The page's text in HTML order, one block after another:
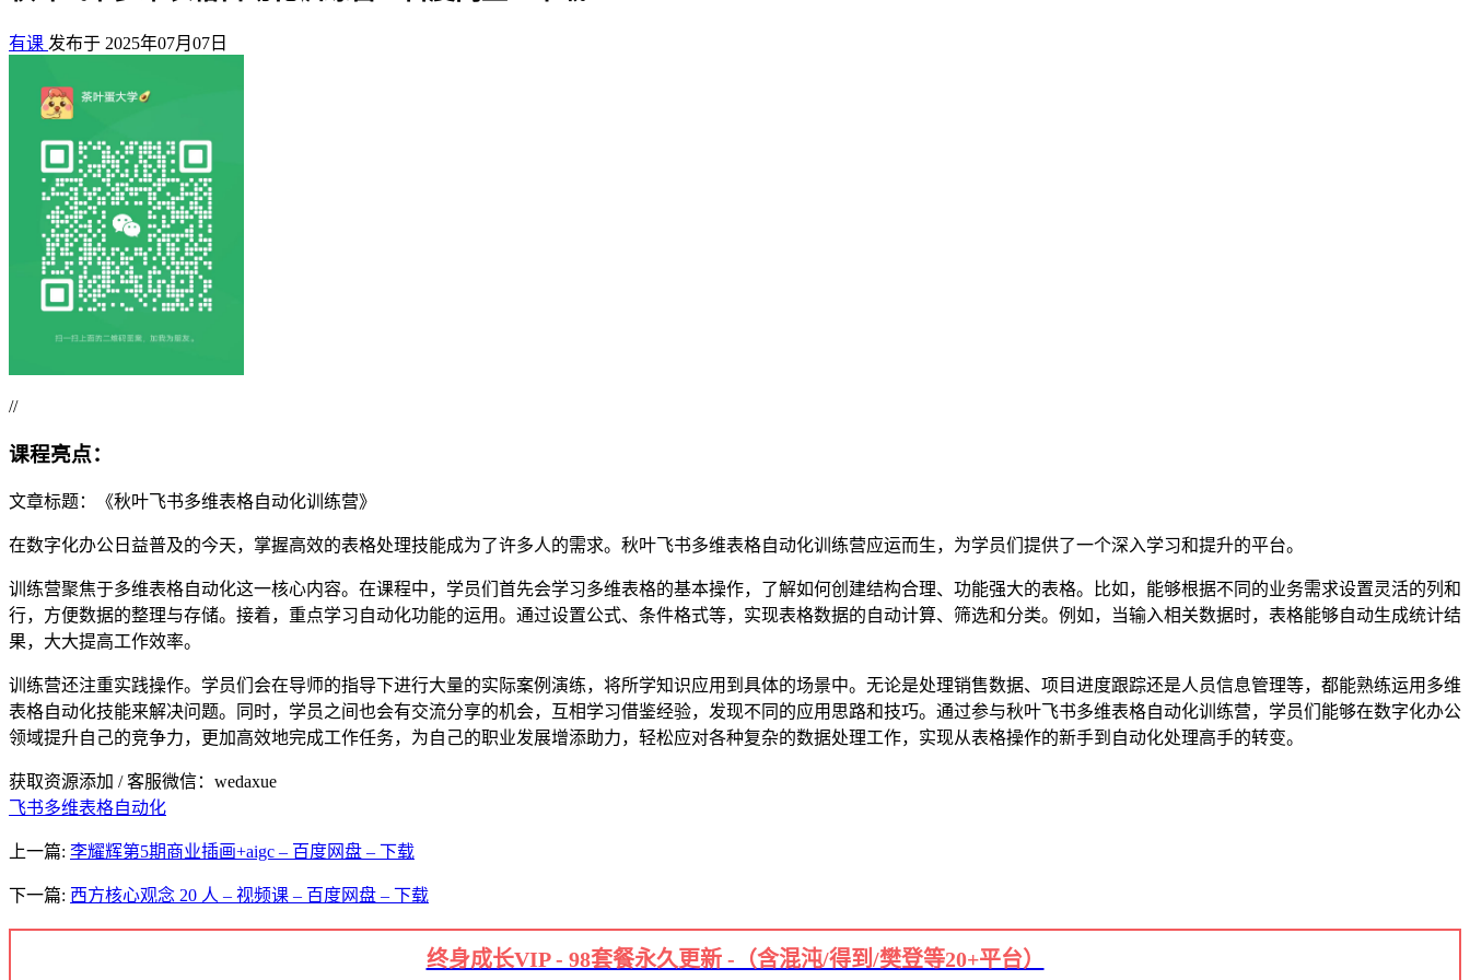
有课 发布于 2025年07月07日
//
课程亮点：
文章标题：《秋叶飞书多维表格自动化训练营》
在数字化办公日益普及的今天，掌握高效的表格处理技能成为了许多人的需求。秋叶飞书多维表格自动化训练营应运而生，为学员们提供了一个深入学习和提升的平台。
训练营聚焦于多维表格自动化这一核心内容。在课程中，学员们首先会学习多维表格的基本操作，了解如何创建结构合理、功能强大的表格。比如，能够根据不同的业务需求设置灵活的列和
行，方便数据的整理与存储。接着，重点学习自动化功能的运用。通过设置公式、条件格式等，实现表格数据的自动计算、筛选和分类。例如，当输入相关数据时，表格能够自动生成统计结
果，大大提高工作效率。
训练营还注重实践操作。学员们会在导师的指导下进行大量的实际案例演练，将所学知识应用到具体的场景中。无论是处理销售数据、项目进度跟踪还是人员信息管理等，都能熟练运用多维
表格自动化技能来解决问题。同时，学员之间也会有交流分享的机会，互相学习借鉴经验，发现不同的应用思路和技巧。通过参与秋叶飞书多维表格自动化训练营，学员们能够在数字化办公
领域提升自己的竞争力，更加高效地完成工作任务，为自己的职业发展增添助力，轻松应对各种复杂的数据处理工作，实现从表格操作的新手到自动化处理高手的转变。
获取资源添加 / 客服微信：wedaxue
飞书多维表格自动化
上一篇: 李耀辉第5期商业插画+aigc – 百度网盘 – 下载
下一篇: 西方核心观念 20 人 – 视频课 – 百度网盘 – 下载
终身成长VIP - 98套餐永久更新 -（含混沌/得到/樊登等20+平台）